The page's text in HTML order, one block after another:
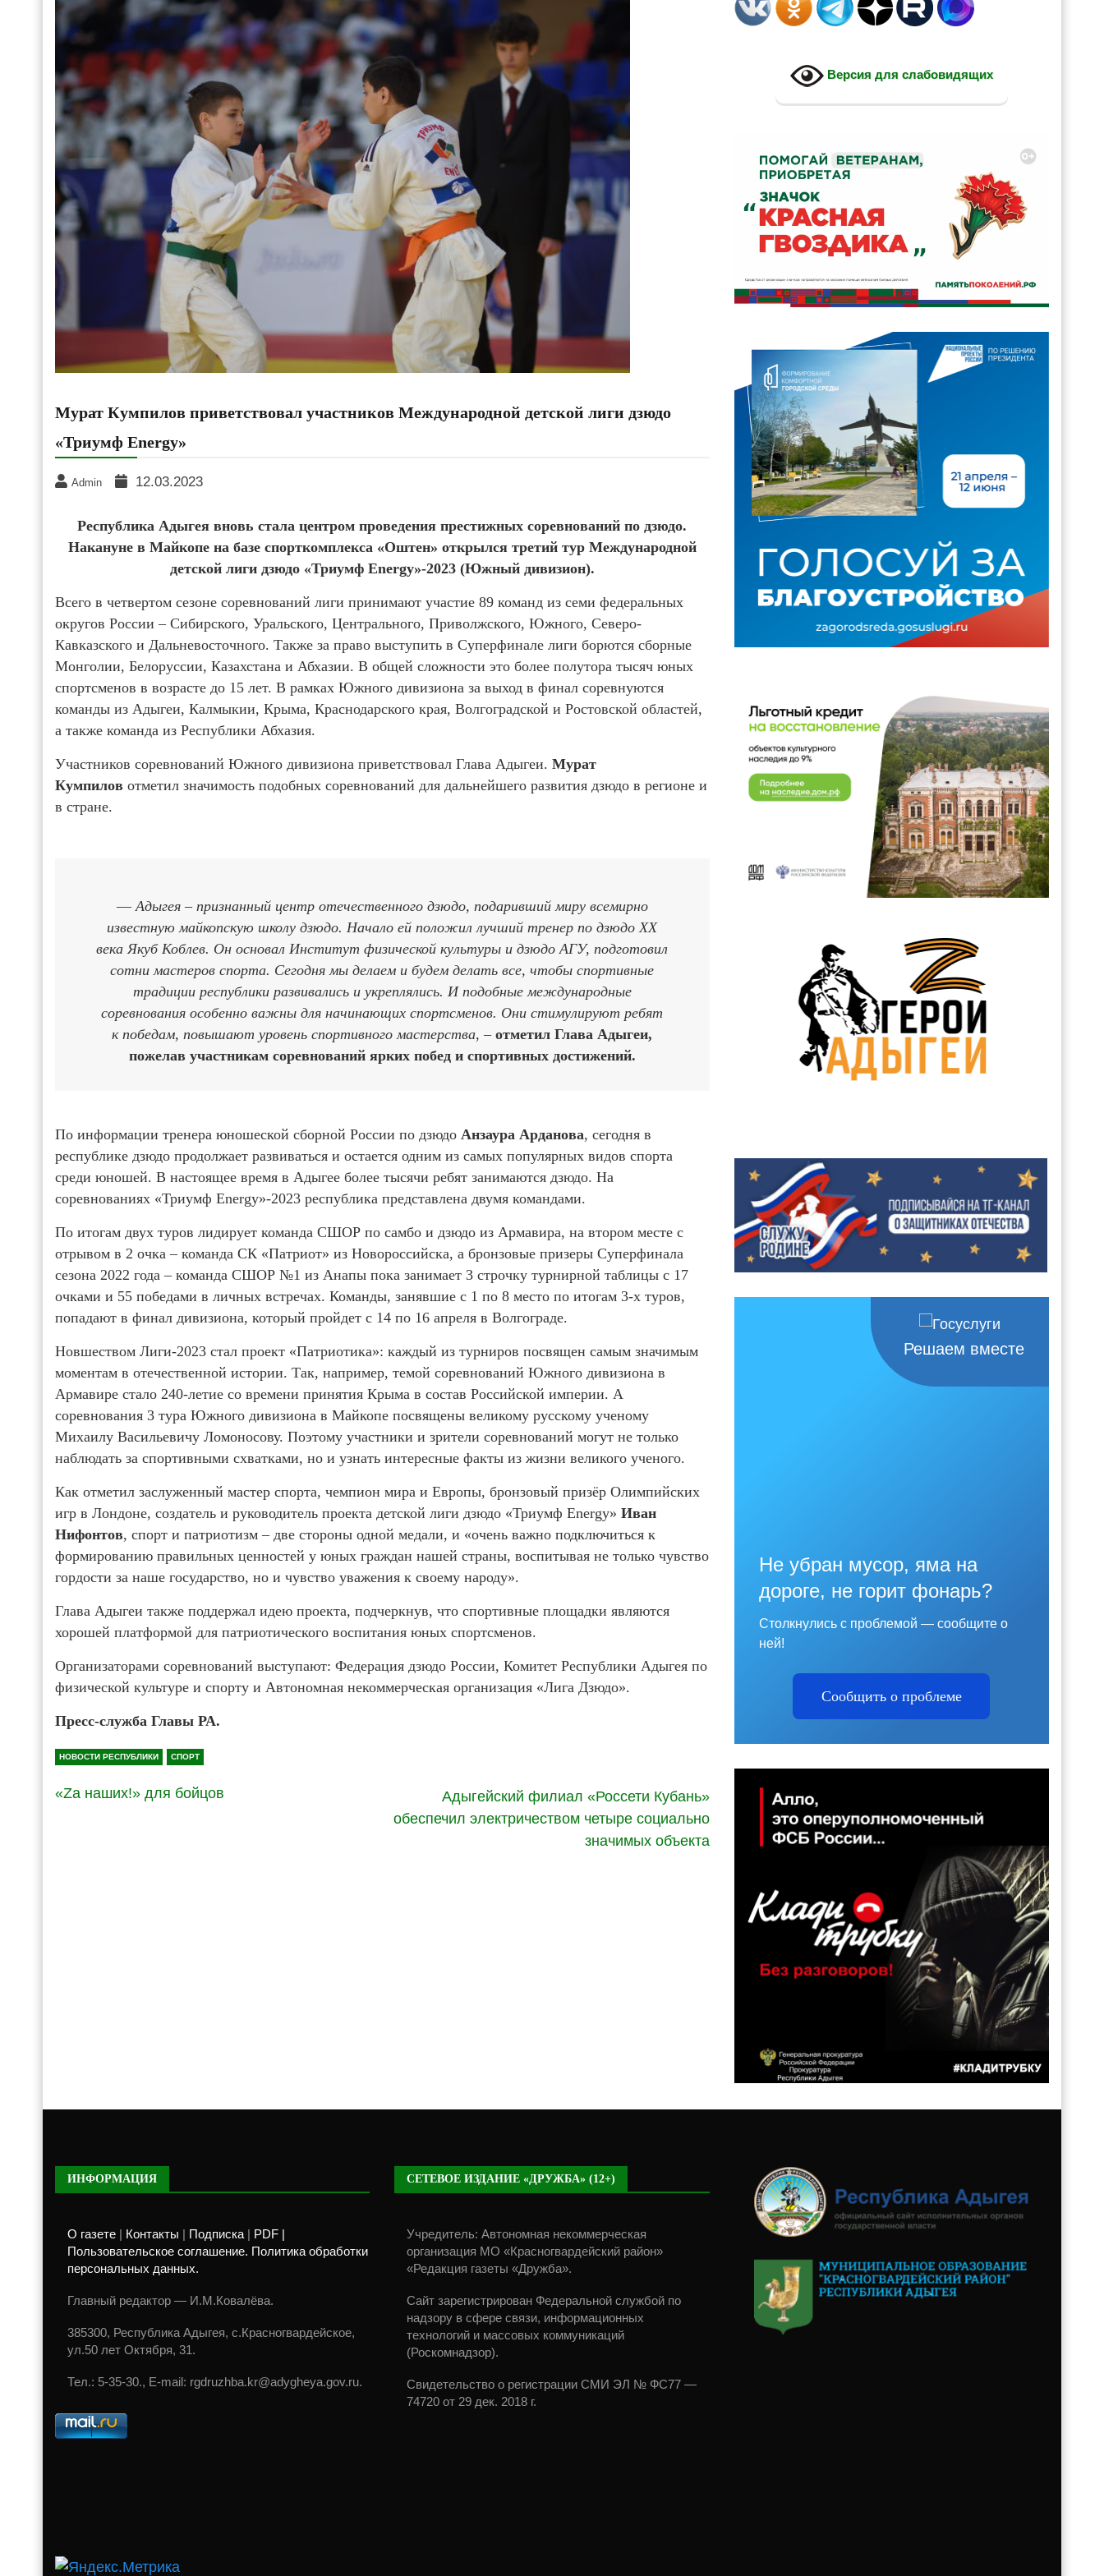
Мурат Кумпилов приветствовал участников Международной детской лиги дзюдо
«Триумф Energy»
Admin 12.03.2023
Республика Адыгея вновь стала центром проведения престижных соревнований по дзюдо.
Накануне в Майкопе на базе спорткомплекса «Оштен» открылся третий тур Международной
детской лиги дзюдо «Триумф Energy»-2023 (Южный дивизион).
Всего в четвертом сезоне соревнований лиги принимают участие 89 команд из семи федеральных
округов России – Сибирского, Уральского, Центрального, Приволжского, Южного, Северо-
Кавказского и Дальневосточного. Также за право выступить в Суперфинале лиги борются сборные
Монголии, Белоруссии, Казахстана и Абхазии. В общей сложности это более полутора тысяч юных
спортсменов в возрасте до 15 лет. В рамках Южного дивизиона за выход в финал соревнуются
команды из Адыгеи, Калмыкии, Крыма, Краснодарского края, Волгоградской и Ростовской областей,
а также команда из Республики Абхазия.
Участников соревнований Южного дивизиона приветствовал Глава Адыгеи. Мурат
Кумпилов отметил значимость подобных соревнований для дальнейшего развития дзюдо в регионе и
в стране.
— Адыгея – признанный центр отечественного дзюдо, подаривший миру всемирно
известную майкопскую школу дзюдо. Начало ей положил лучший тренер по дзюдо XX
века Якуб Коблев. Он основал Институт физической культуры и дзюдо АГУ, подготовил
сотни мастеров спорта. Сегодня мы делаем и будем делать все, чтобы спортивные
традиции республики развивались и укреплялись. И подобные международные
соревнования особенно важны для начинающих спортсменов. Они стимулируют ребят
к победам, повышают уровень спортивного мастерства, –отметил Глава Адыгеи,
пожелав участникам соревнований ярких побед и спортивных достижений.
По информации тренера юношеской сборной России по дзюдо Анзаура Арданова, сегодня в
республике дзюдо продолжает развиваться и остается одним из самых популярных видов спорта
среди юношей. В настоящее время в Адыгее более тысячи ребят занимаются дзюдо. На
соревнованиях «Триумф Energy»-2023 республика представлена двумя командами.
По итогам двух туров лидирует команда СШОР по самбо и дзюдо из Армавира, на втором месте с
отрывом в 2 очка – команда СК «Патриот» из Новороссийска, а бронзовые призеры Суперфинала
сезона 2022 года – команда СШОР №1 из Анапы пока занимает 3 строчку турнирной таблицы с 17
очками и 55 победами в личных встречах. Команды, занявшие с 1 по 8 место по итогам 3-х туров,
попадают в финал дивизиона, который пройдет с 14 по 16 апреля в Волгограде.
Новшеством Лиги-2023 стал проект «Патриотика»: каждый из турниров посвящен самым значимым
моментам в отечественной истории. Так, например, темой соревнований Южного дивизиона в
Армавире стало 240-летие со времени принятия Крыма в состав Российской империи. А
соревнования 3 тура Южного дивизиона в Майкопе посвящены великому русскому ученому
Михаилу Васильевичу Ломоносову. Поэтому участники и зрители соревнований могут не только
наблюдать за спортивными схватками, но и узнать интересные факты из жизни великого ученого.
Как отметил заслуженный мастер спорта, чемпион мира и Европы, бронзовый призёр Олимпийских
игр в Лондоне, создатель и руководитель проекта детской лиги дзюдо «Триумф Energy» Иван
Нифонтов, спорт и патриотизм – две стороны одной медали, и «очень важно подключиться к
формированию правильных ценностей у юных граждан нашей страны, воспитывая не только чувство
гордости за наше государство, но и чувство уважения к своему народу».
Глава Адыгеи также поддержал идею проекта, подчеркнув, что спортивные площадки являются
хорошей платформой для патриотического воспитания юных спортсменов.
Организаторами соревнований выступают: Федерация дзюдо России, Комитет Республики Адыгея по
физической культуре и спорту и Автономная некоммерческая организация «Лига Дзюдо».
Пресс-служба Главы РА.
НОВОСТИ РЕСПУБЛИКИ СПОРТ
«Zа наших!» для бойцов
Адыгейский филиал «Россети Кубань»
обеспечил электричеством четыре социально
значимых объекта
Версия для слабовидящих
Решаем вместе
Не убран мусор, яма на
дороге, не горит фонарь?
Столкнулись с проблемой — сообщите о
ней!
Сообщить о проблеме
ИНФОРМАЦИЯ
О газете Контакты Подписка
PDF |
Пользовательское соглашение. Политика обработки
персональных данных.
Главный редактор — И.М.Ковалёва.
385300, Республика Адыгея, с.Красногвардейское,
ул.50 лет Октября, 31.
Тел.: 5-35-30., E-mail: rgdruzhba.kr@adygheya.gov.ru.
СЕТЕВОЕ ИЗДАНИЕ «ДРУЖБА» (12+)
Учредитель: Автономная некоммерческая
организация МО «Красногвардейский район»
«Редакция газеты «Дружба».
Сайт зарегистрирован Федеральной службой по
надзору в сфере связи, информационных
технологий и массовых коммуникаций
(Роскомнадзор).
Свидетельство о регистрации СМИ ЭЛ № ФС77 —
74720 от 29 дек. 2018 г.